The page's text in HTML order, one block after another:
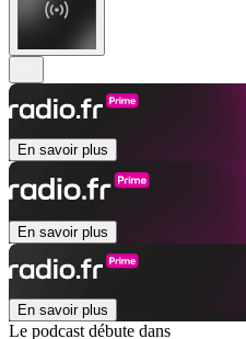
En savoir plus
En savoir plus
En savoir plus
Le podcast débute dans